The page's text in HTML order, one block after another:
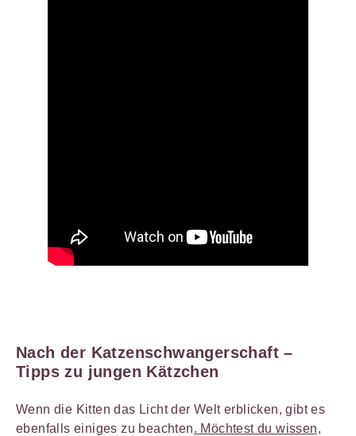
Nach der Katzenschwangerschaft –
Tipps zu jungen Kätzchen
Wenn die Kitten das Licht der Welt erblicken, gibt es
ebenfalls einiges zu beachten. Möchtest du wissen,